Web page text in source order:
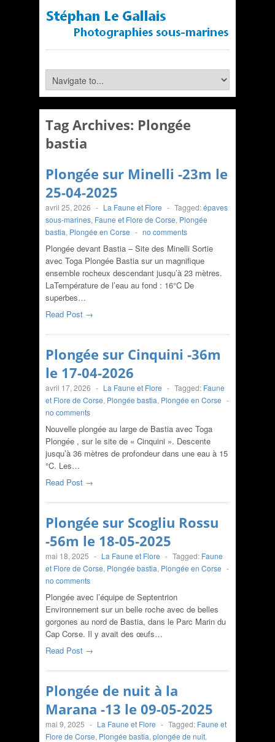
Tag Archives: Plongée
bastia
Plongée sur Minelli -23m le
25-04-2025
avril 25, 2026 - La Faune et Flore - Tagged:épaves
sous-marines, Faune et Flore de Corse, Plongée
bastia, Plongée en Corse - no comments
Plongée devant Bastia – Site des Minelli Sortie
avec Toga Plongée Bastia sur un magnifique
ensemble rocheux descendant jusqu’à 23 mètres.
LaTempérature de l’eau au fond : 16°C De
superbes…
Read Post →
Plongée sur Cinquini -36m
le 17-04-2026
avril 17, 2026 - La Faune et Flore - Tagged: Faune
et Flore de Corse, Plongée bastia, Plongée en Corse -
no comments
Nouvelle plongée au large de Bastia avec Toga
Plongée , sur le site de « Cinquini ». Descente
jusqu’à 36 mètres de profondeur dans une eau à 15
°C. Les…
Read Post →
Plongée sur Scogliu Rossu
-56m le 18-05-2025
mai 18, 2025 - La Faune et Flore - Tagged: Faune
et Flore de Corse, Plongée bastia, Plongée en Corse -
no comments
Plongée avec l’équipe de Septentrion
Environnement sur un belle roche avec de belles
gorgones au nord de Bastia, dans le Parc Marin du
Cap Corse. Il y avait des œufs…
Read Post →
Plongée de nuit à la
Marana -13 le 09-05-2025
mai 9, 2025 - La Faune et Flore - Tagged: Faune et
Flore de Corse, Plongée bastia, plongée de nuit,